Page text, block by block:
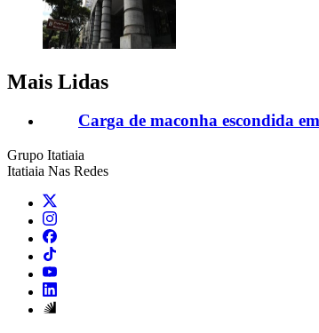
Mais Lidas
Carga de maconha escondida
Grupo Itatiaia
Itatiaia Nas Redes